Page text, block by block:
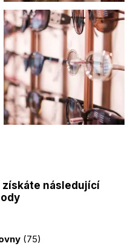
získáte následující
(75)